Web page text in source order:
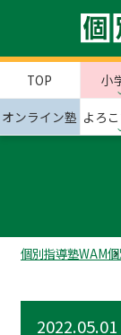
TOP 小
オンライン塾 よろ
個別指導塾WAM
2022.05.01